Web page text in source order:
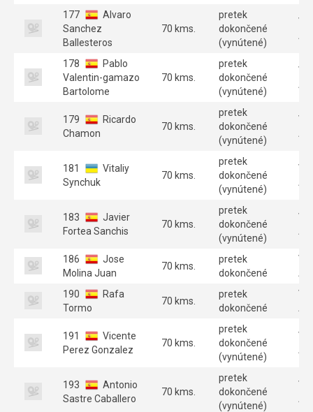
177
Alvaro
Sanchez
Ballesteros
70 kms.
pretek
dokončené
(vynútené)
A
178
Pablo
Valentin-gamazo
Bartolome
70 kms.
pretek
dokončené
(vynútené)
A
179
Ricardo
Chamon
70 kms.
pretek
dokončené
(vynútené)
A
181
Vitaliy
Synchuk
70 kms.
pretek
dokončené
(vynútené)
A
183
Javier
Fortea Sanchis
70 kms.
pretek
dokončené
(vynútené)
A
186
Jose
Molina Juan
70 kms.
pretek
dokončené
A
190
Rafa
Tormo
70 kms.
pretek
dokončené
A
191
Vicente
Perez Gonzalez
70 kms.
pretek
dokončené
(vynútené)
A
193
Antonio
Sastre Caballero
70 kms.
pretek
dokončené
(vynútené)
A